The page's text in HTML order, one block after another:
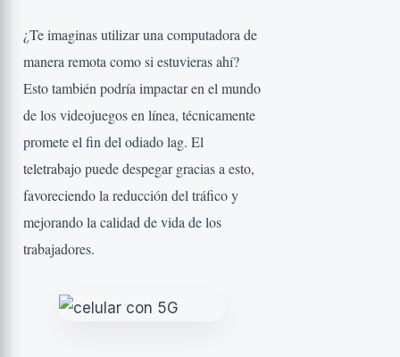
¿Te imaginas utilizar una computadora de
manera remota como si estuvieras ahí?
Esto también podría impactar en el mundo
de los videojuegos en línea, técnicamente
promete el fin del odiado lag. El
teletrabajo puede despegar gracias a esto,
favoreciendo la reducción del tráfico y
mejorando la calidad de vida de los
trabajadores.